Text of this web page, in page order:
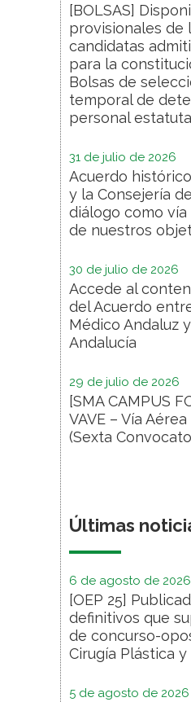
[BOLSAS]
provisionales de
candidatas
para la
Bolsas de
temporal de
personal
31 de julio de 2026
Acuerdo
y la Consejería
diálogo como
de nuestros
30 de julio de 2026
Accede al
del Acuerdo
Médico Andaluz
Andalucía
29 de julio de 2026
[SMA CAMPUS
VAVE – Vía
(Sexta
Últimas
6 de agosto de 2026
[OEP 25]
definitivos que
de concurso-
Cirugía Plástica
5 de agosto de 2026